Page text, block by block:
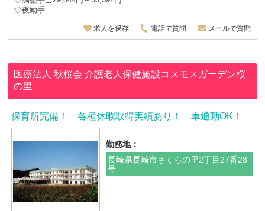
◇夜勤手...
求人を保存 電話で質問 メールで質問
医療法人 秋桜会介護老人保健施設コスモスガーデン桜
の里
保育所完備！ 各種休暇取得実績あり！ 車通勤OK！
勤務地：
長崎県長崎市さくらの里2丁目27番28
号